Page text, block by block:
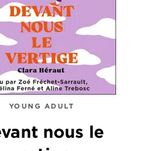
YOUNG ADULT
nous le